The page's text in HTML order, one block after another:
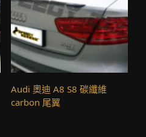
Audi 奧迪 A8 S8 碳纖維
carbon 尾翼